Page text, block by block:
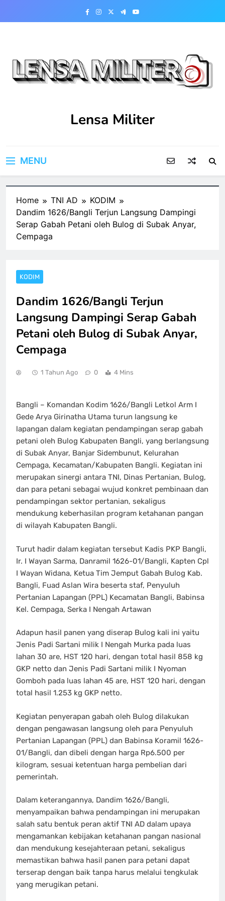
Lensa Militer
MENU
Home TNI AD
KODIM
Dandim 1626/Bangli Terjun Langsung Dampingi
Serap Gabah Petani oleh Bulog di Subak Anyar,
Cempaga
KODIM
Dandim 1626/Bangli Terjun
Langsung Dampingi Serap Gabah
Petani oleh Bulog di Subak Anyar,
Cempaga
1 Tahun Ago 0 4 Mins
Bangli – Komandan Kodim 1626/Bangli Letkol Arm I
Gede Arya Girinatha Utama turun langsung ke
lapangan dalam kegiatan pendampingan serap gabah
petani oleh Bulog Kabupaten Bangli, yang berlangsung
di Subak Anyar, Banjar Sidembunut, Kelurahan
Cempaga, Kecamatan/Kabupaten Bangli. Kegiatan ini
merupakan sinergi antara TNI, Dinas Pertanian, Bulog,
dan para petani sebagai wujud konkret pembinaan dan
pendampingan sektor pertanian, sekaligus
mendukung keberhasilan program ketahanan pangan
di wilayah Kabupaten Bangli.
Turut hadir dalam kegiatan tersebut Kadis PKP Bangli,
Ir. I Wayan Sarma, Danramil 1626-01/Bangli, Kapten Cpl
I Wayan Widana, Ketua Tim Jemput Gabah Bulog Kab.
Bangli, Fuad Aslan Wira beserta staf, Penyuluh
Pertanian Lapangan (PPL) Kecamatan Bangli, Babinsa
Kel. Cempaga, Serka I Nengah Artawan
Adapun hasil panen yang diserap Bulog kali ini yaitu
Jenis Padi Sartani milik I Nengah Murka pada luas
lahan 30 are, HST 120 hari, dengan total hasil 858 kg
GKP netto dan Jenis Padi Sartani milik I Nyoman
Gomboh pada luas lahan 45 are, HST 120 hari, dengan
total hasil 1.253 kg GKP netto.
Kegiatan penyerapan gabah oleh Bulog dilakukan
dengan pengawasan langsung oleh para Penyuluh
Pertanian Lapangan (PPL) dan Babinsa Koramil 1626-
01/Bangli, dan dibeli dengan harga Rp6.500 per
kilogram, sesuai ketentuan harga pembelian dari
pemerintah.
Dalam keterangannya, Dandim 1626/Bangli,
menyampaikan bahwa pendampingan ini merupakan
salah satu bentuk peran aktif TNI AD dalam upaya
mengamankan kebijakan ketahanan pangan nasional
dan mendukung kesejahteraan petani, sekaligus
memastikan bahwa hasil panen para petani dapat
terserap dengan baik tanpa harus melalui tengkulak
yang merugikan petani.